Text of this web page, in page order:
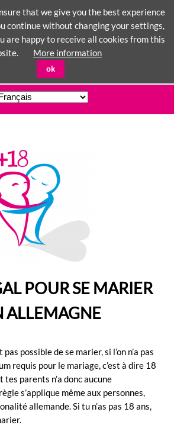
POUR SE MARIER
ALLEMAGNE
possible de se marier, si l’on n’a pas
requis pour le mariage, c’est à dire 18
tes parents n’a donc aucune
s’applique même aux personnes,
allemande. Si tu n’as pas 18 ans,
that we give you the best experience
continue without changing your settings,
are happy to receive all cookies from this
More information
ok